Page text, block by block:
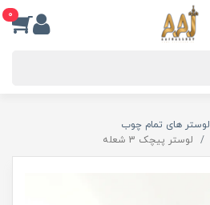
0
لوستر های تمام چوب
لوستر پیچک 3 شعله